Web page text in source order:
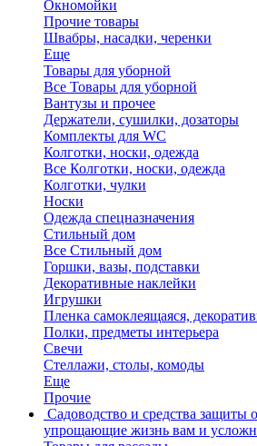
Окномойки
Прочие товары
Швабры, насадки, черенки
Еще
Товары для уборной
Все Товары для уборной
Вантузы и прочее
Держатели, сушилки, дозаторы
Комплекты для WC
Колготки, носки, одежда
Все Колготки, носки, одежда
Колготки, чулки
Носки
Одежда спецназначения
Стильный дом
Все Стильный дом
Горшки, вазы, подставки
Декоративные наклейки
Игрушки
Пленка самоклеящаяся,
Полки, предметы интерьера
Свечи
Стеллажи, столы, комоды
Еще
Прочие
Садоводство и средства защиты
упрощающие жизнь вам и